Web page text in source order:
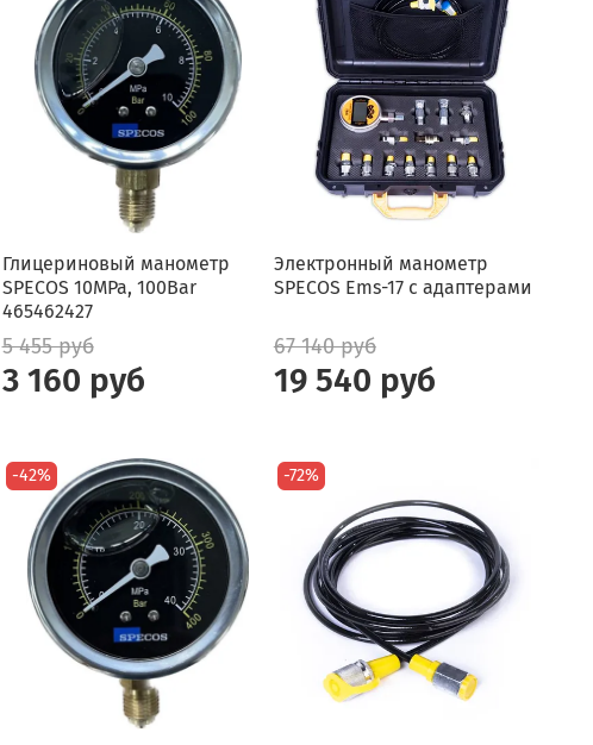
Глицериновый манометр
SPECOS 10MPa, 100Bar
465462427
5 455 руб
3 160 руб
Электронный манометр
SPECOS Ems-17 c адаптерами
67 140 руб
19 540 руб
-42% -72%